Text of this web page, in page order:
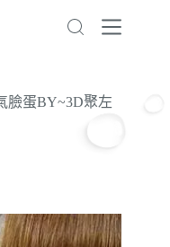
臉蛋BY~3D聚左